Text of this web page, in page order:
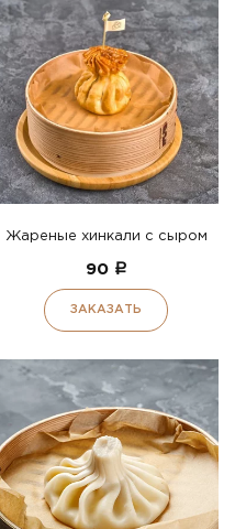
Жареные хинкали с сыром
90 a
ЗАКАЗАТЬ